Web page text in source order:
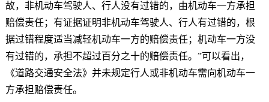
故，非机动车驾驶人、行人没有过错的，由机动车一方承担
赔偿责任；有证据证明非机动车驾驶人、行人有过错的，根
据过错程度适当减轻机动车一方的赔偿责任；机动车一方没
有过错的，承担不超过百分之十的赔偿责任。”可以看出，
《道路交通安全法》并未规定行人或非机动车需向机动车一
方承担赔偿责任。